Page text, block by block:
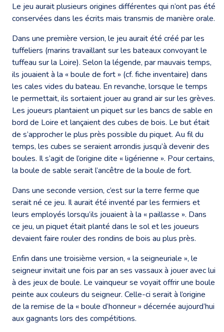
Le jeu aurait plusieurs origines différentes qui n’ont pas été
conservées dans les écrits mais transmis de manière orale.
Dans une première version, le jeu aurait été créé par les
tuffeliers (marins travaillant sur les bateaux convoyant le
tuffeau sur la Loire). Selon la légende, par mauvais temps,
ils jouaient à la « boule de fort » (cf. fiche inventaire) dans
les cales vides du bateau. En revanche, lorsque le temps
le permettait, ils sortaient jouer au grand air sur les grèves.
Les joueurs plantaient un piquet sur les bancs de sable en
bord de Loire et lançaient des cubes de bois. Le but était
de s’approcher le plus près possible du piquet. Au fil du
temps, les cubes se seraient arrondis jusqu’à devenir des
boules. Il s’agit de l’origine dite « ligérienne ». Pour certains,
la boule de sable serait l’ancêtre de la boule de fort.
Dans une seconde version, c’est sur la terre ferme que
serait né ce jeu. Il aurait été inventé par les fermiers et
leurs employés lorsqu’ils jouaient à la « paillasse ». Dans
ce jeu, un piquet était planté dans le sol et les joueurs
devaient faire rouler des rondins de bois au plus près.
Enfin dans une troisième version, « la seigneuriale », le
seigneur invitait une fois par an ses vassaux à jouer avec lui
à des jeux de boule. Le vainqueur se voyait offrir une boule
peinte aux couleurs du seigneur. Celle-ci serait à l’origine
de la remise de la « boule d’honneur » décernée aujourd’hui
aux gagnants lors des compétitions.